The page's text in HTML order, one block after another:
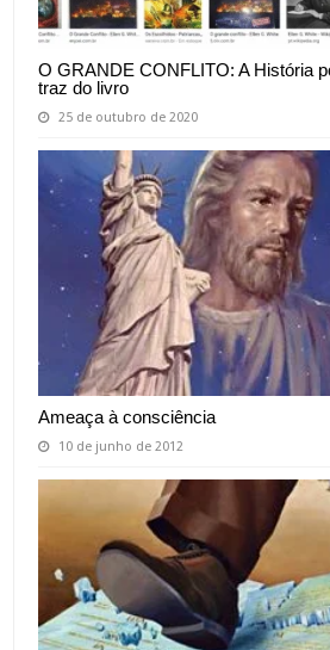
O GRANDE CONFLITO: A História
traz do livro
25 de outubro de 2020
Ameaça à consciência
10 de junho de 2012